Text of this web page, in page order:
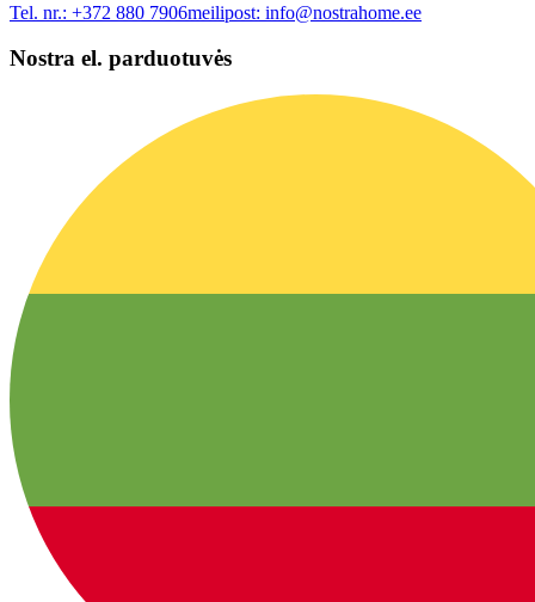
Tel. nr.: +372 880 7906meilipost: info@nostrahome.ee
Nostra el. parduotuvės